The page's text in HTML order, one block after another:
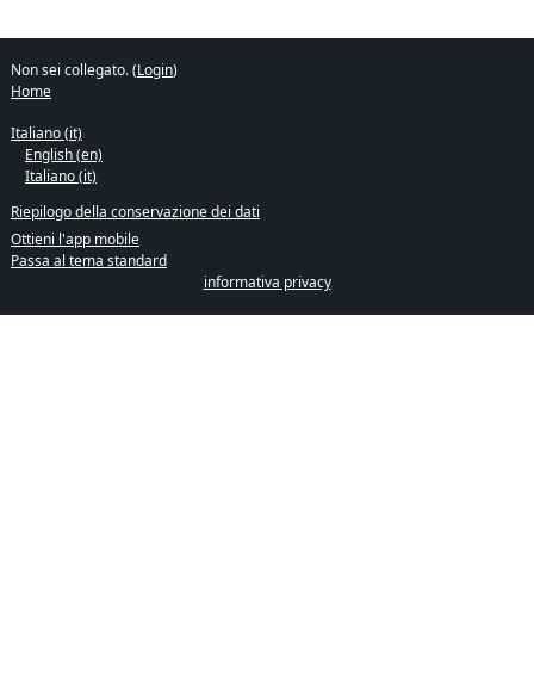
Non sei collegato. (Login)
Home
Italiano ‎(it)‎
English ‎(en)‎
Italiano ‎(it)‎
Riepilogo della conservazione dei dati
Ottieni l'app mobile
Passa al tema standard
informativa privacy